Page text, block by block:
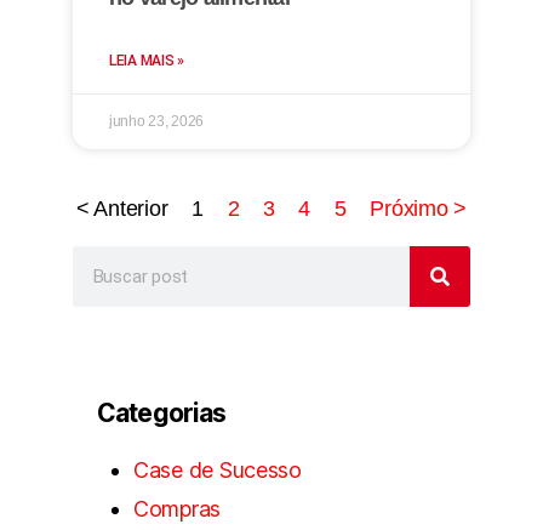
LEIA MAIS »
junho 23, 2026
< Anterior 1 2 3 4 5 Próximo >
Categorias
Case de Sucesso
Compras